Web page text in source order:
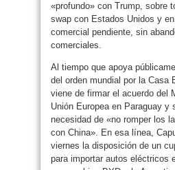
«profundo» con Trump, sobre
swap con Estados Unidos y
comercial pendiente, sin
comerciales.
Al tiempo que apoya
del orden mundial por la Casa
viene de firmar el acuerdo del
Unión Europea en Paraguay y
necesidad de «no romper los
con China». En esa línea,
viernes la disposición de un
para importar autos eléctricos